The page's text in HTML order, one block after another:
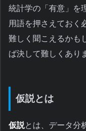
統計学の「有意」を
用語を押さえておく
難しく聞こえるかも
ば決して難しくあり
仮説とは
仮説とは、データ分